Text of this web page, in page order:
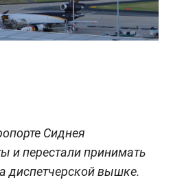
Сиднея
и перестали принимать
диспетчерской вышке.